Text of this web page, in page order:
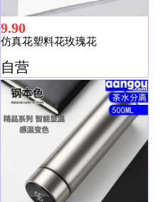
9.90
仿真花塑料花玫瑰花
自营